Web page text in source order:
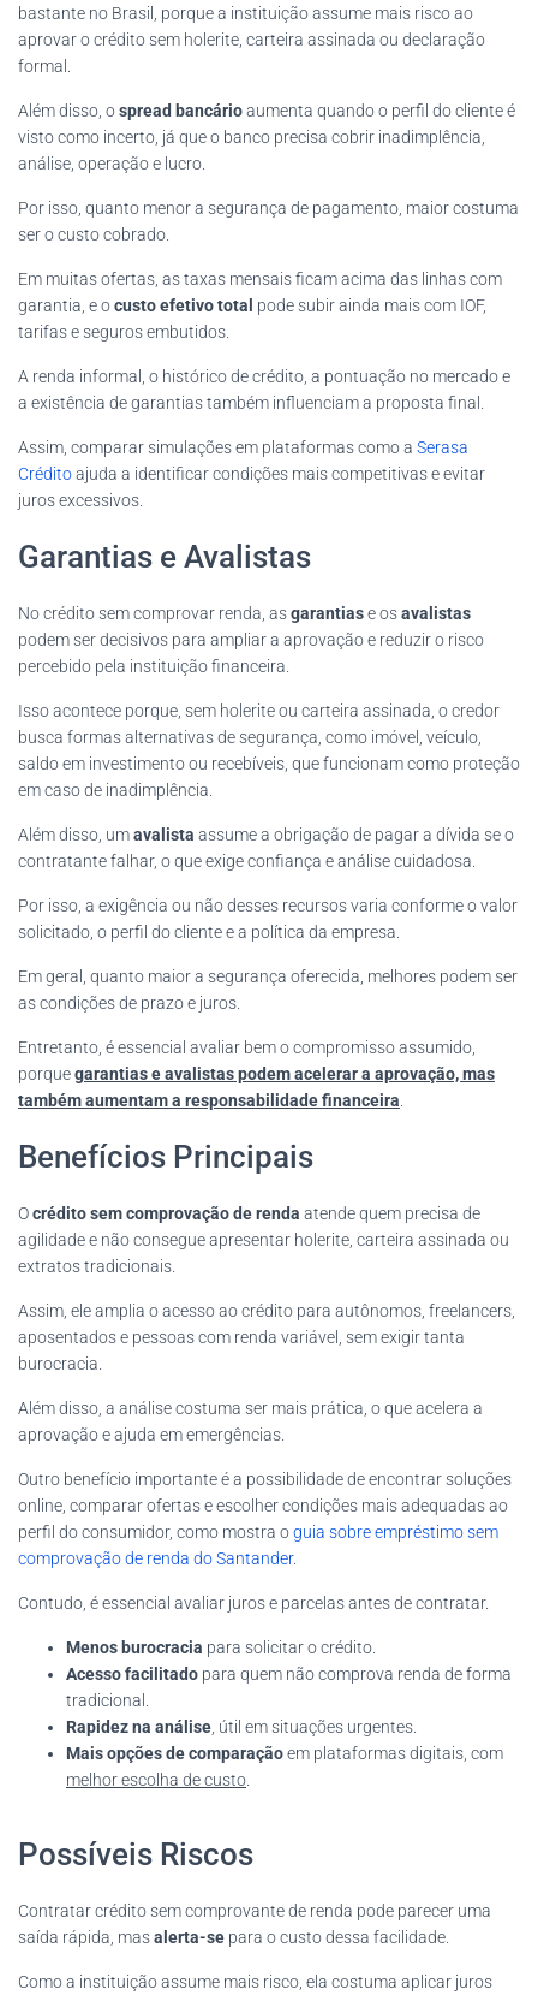
bastante no Brasil, porque a instituição assume mais risco ao
aprovar o crédito sem holerite, carteira assinada ou declaração
formal.
Além disso, ospread bancárioaumenta quando o perfil do cliente é
visto como incerto, já que o banco precisa cobrir inadimplência,
análise, operação e lucro.
Por isso, quanto menor a segurança de pagamento, maior costuma
ser o custo cobrado.
Em muitas ofertas, as taxas mensais ficam acima das linhas com
garantia, e ocusto efetivo total pode subir ainda mais com IOF,
tarifas e seguros embutidos.
A renda informal, o histórico de crédito, a pontuação no mercado e
a existência de garantias também influenciam a proposta final.
Assim, comparar simulações em plataformas como a Serasa
Créditoajuda a identificar condições mais competitivas e evitar
juros excessivos.
Garantias e Avalistas
No crédito sem comprovar renda, asgarantiase osavalistas
podem ser decisivos para ampliar a aprovação e reduzir o risco
percebido pela instituição financeira.
Isso acontece porque, sem holerite ou carteira assinada, o credor
busca formas alternativas de segurança, como imóvel, veículo,
saldo em investimento ou recebíveis, que funcionam como proteção
em caso de inadimplência.
Além disso, umavalista assume a obrigação de pagar a dívida se o
contratante falhar, o que exige confiança e análise cuidadosa.
Por isso, a exigência ou não desses recursos varia conforme o valor
solicitado, o perfil do cliente e a política da empresa.
Em geral, quanto maior a segurança oferecida, melhores podem ser
as condições de prazo e juros.
Entretanto, é essencial avaliar bem o compromisso assumido,
porquegarantias e avalistas podem acelerar a aprovação, mas
também aumentam a responsabilidade financeira
Benefícios Principais
Ocrédito sem comprovação de renda atende quem precisa de
agilidade e não consegue apresentar holerite, carteira assinada ou
extratos tradicionais.
Assim, ele amplia o acesso ao crédito para autônomos, freelancers,
aposentados e pessoas com renda variável, sem exigir tanta
burocracia.
Além disso, a análise costuma ser mais prática, o que acelera a
aprovação e ajuda em emergências.
Outro benefício importante é a possibilidade de encontrar soluções
online, comparar ofertas e escolher condições mais adequadas ao
perfil do consumidor, como mostra oguia sobre empréstimo sem
comprovação de renda do Santander.
Contudo, é essencial avaliar juros e parcelas antes de contratar.
Menos burocracia para solicitar o crédito.
Acesso facilitado para quem não comprova renda de forma
tradicional.
Rapidez na análise , útil em situações urgentes.
Mais opções de comparaçãoem plataformas digitais, com
melhor escolha de custo
Possíveis Riscos
Contratar crédito sem comprovante de renda pode parecer uma
saída rápida, masalerta-se para o custo dessa facilidade.
Como a instituição assume mais risco, ela costuma aplicar juros